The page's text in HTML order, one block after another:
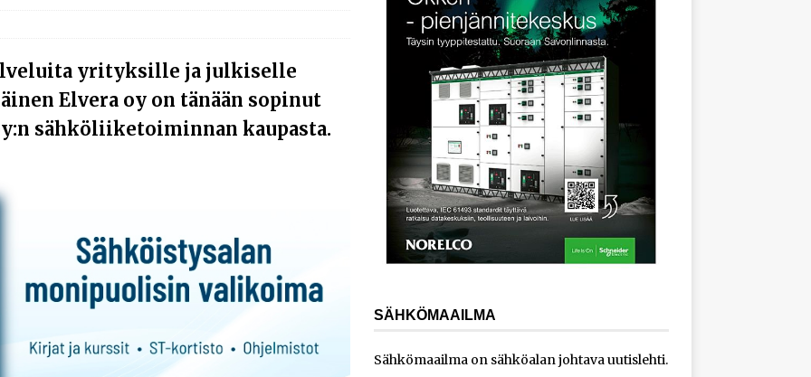
toimintaansa Norjaan
AJANKOHTAISTA
toimittaa sähköaseman Kouvolan datakeskukseen
yrityksille ja julkiselle
Elvera oy on tänään sopinut
sähköliiketoiminnan kaupasta.
SÄHKÖMAAILMA
Sähkömaailma on sähköalan johtava uutislehti.